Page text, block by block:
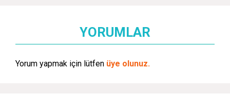
YORUMLAR
Yorum yapmak için lütfen üye olunuz.